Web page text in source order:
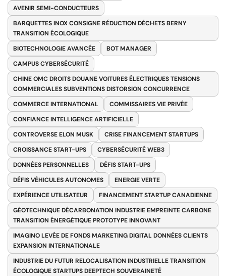
AVENIR SEMI-CONDUCTEURS
BARQUETTES INOX CONSIGNE RÉDUCTION DÉCHETS BERNY
TRANSITION ÉCOLOGIQUE
BIOTECHNOLOGIE AVANCÉE
BOT MANAGER
CAMPUS CYBERSÉCURITÉ
CHINE OMC DROITS DOUANE VOITURES ÉLECTRIQUES TENSIONS
COMMERCIALES SUBVENTIONS DISTORSION CONCURRENCE
COMMERCE INTERNATIONAL
COMMISSAIRES VIE PRIVÉE
CONFIANCE INTELLIGENCE ARTIFICIELLE
CONTROVERSE ELON MUSK
CRISE FINANCEMENT STARTUPS
CROISSANCE START-UPS
CYBERSÉCURITÉ WEB3
DONNÉES PERSONNELLES
DÉFIS START-UPS
DÉFIS VÉHICULES AUTONOMES
ENERGIE VERTE
EXPÉRIENCE UTILISATEUR
FINANCEMENT STARTUP CANADIENNE
GÉOTECHNIQUE DÉCARBONATION INDUSTRIE EMPREINTE CARBONE
TRANSITION ÉNERGÉTIQUE PROTOTYPE INNOVANT
IMAGINO LEVÉE DE FONDS MARKETING DIGITAL DONNÉES CLIENTS
EXPANSION INTERNATIONALE
INDUSTRIE DU FUTUR RELOCALISATION INDUSTRIELLE TRANSITION
ÉCOLOGIQUE STARTUPS DEEPTECH SOUVERAINETÉ